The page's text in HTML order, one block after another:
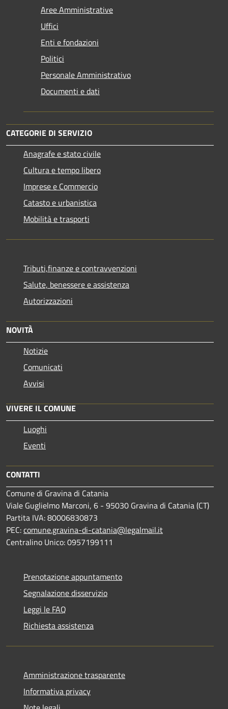
Aree Amministrative
Uffici
Enti e fondazioni
Politici
Personale Amministrativo
Documenti e dati
CATEGORIE DI SERVIZIO
Anagrafe e stato civile
Cultura e tempo libero
Imprese e Commercio
Catasto e urbanistica
Mobilità e trasporti
Tributi,finanze e contravvenzioni
Salute, benessere e assistenza
Autorizzazioni
NOVITÀ
Notizie
Comunicati
Avvisi
VIVERE IL COMUNE
Luoghi
Eventi
CONTATTI
Comune di Gravina di Catania
Viale Guglielmo Marconi, 6 - 95030 Gravina di Catania (CT)
Partita IVA: 80006830873
PEC:comune.gravina-di-catania@legalmail.it
Centralino Unico: 0957199111
Prenotazione appuntamento
Segnalazione disservizio
Leggi le FAQ
Richiesta assistenza
Amministrazione trasparente
Informativa privacy